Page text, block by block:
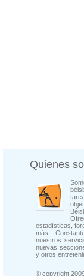
Quienes
estadísticas,
más...
nuestros
nuevas
y otros
© copyright